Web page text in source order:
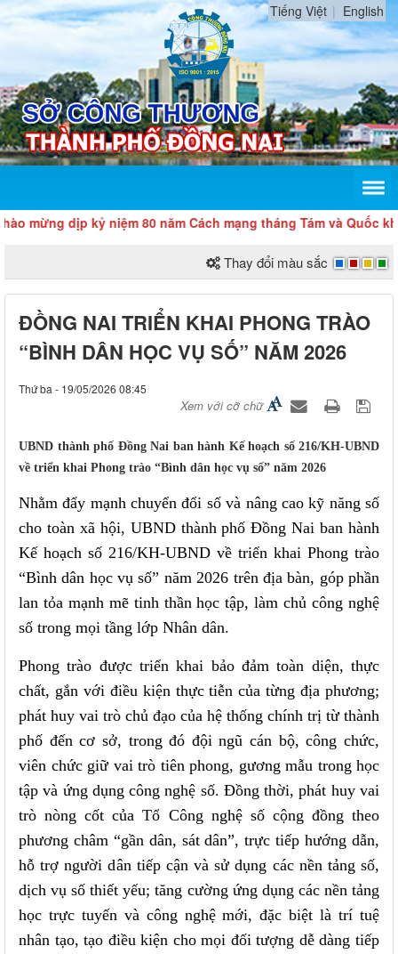
Tiếng Việt English
dịp kỷ niệm 80 năm Cách mạng tháng Tám và Quốc khánh 2/
Thay đổi màu sắc
ĐỒNG NAI TRIỂN KHAI PHONG TRÀO
“BÌNH DÂN HỌC VỤ SỐ” NĂM 2026
Thứ ba - 19/05/2026 08:45
Xem với cỡ chữ
UBND thành phố Đồng Nai ban hành Kế hoạch số 216/KH-UBND
về triển khai Phong trào “Bình dân học vụ số” năm 2026
Nhằm đẩy mạnh chuyển đổi số và nâng cao kỹ năng số
cho toàn xã hội, UBND thành phố Đồng Nai ban hành
Kế hoạch số 216/KH-UBND về triển khai Phong trào
“Bình dân học vụ số” năm 2026 trên địa bàn, góp phần
lan tỏa mạnh mẽ tinh thần học tập, làm chủ công nghệ
số trong mọi tầng lớp Nhân dân.
Phong trào được triển khai bảo đảm toàn diện, thực
chất, gắn với điều kiện thực tiễn của từng địa phương;
phát huy vai trò chủ đạo của hệ thống chính trị từ thành
phố đến cơ sở, trong đó đội ngũ cán bộ, công chức,
viên chức giữ vai trò tiên phong, gương mẫu trong học
tập và ứng dụng công nghệ số. Đồng thời, phát huy vai
trò nòng cốt của Tổ Công nghệ số cộng đồng theo
phương châm “gần dân, sát dân”, trực tiếp hướng dẫn,
hỗ trợ người dân tiếp cận và sử dụng các nền tảng số,
dịch vụ số thiết yếu; tăng cường ứng dụng các nền tảng
học trực tuyến và công nghệ mới, đặc biệt là trí tuệ
nhân tạo, tạo điều kiện cho mọi đối tượng dễ dàng tiếp